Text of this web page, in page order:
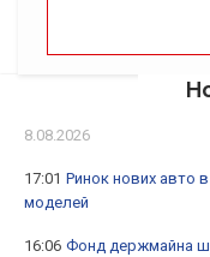
8.08.2026
17:01 Ринок нових авто в
моделей
16:06 Фонд держмайна